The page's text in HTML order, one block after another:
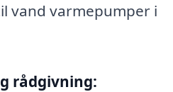
vand varmepumper i
rådgivning: